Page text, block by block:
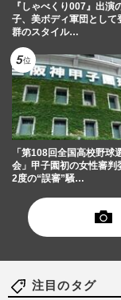
『しゃべくり007』出演
子、美ボディ軍団として
群のスタイル…
「第108回全国高校野球
会」甲子園初の女性審判
2度の“誤審”騒…
注目のタグ